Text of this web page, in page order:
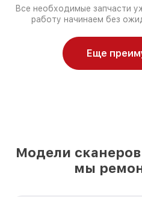
Все необходимые запчасти
работу начинаем без
Еще
Модели
мы